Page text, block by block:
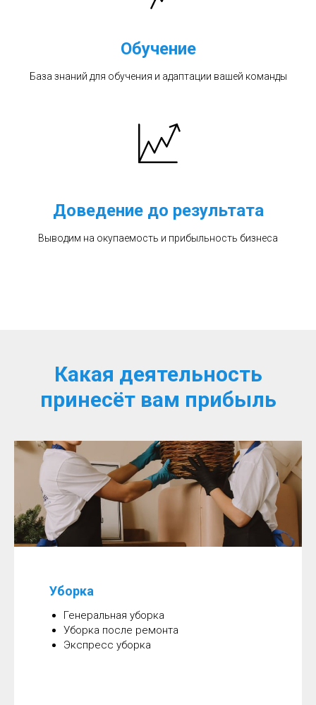
Обучение
База знаний для обучения и адаптации вашей команды
Доведение до результата
Выводим на окупаемость и прибыльность бизнеса
Какая деятельность
принесёт вам прибыль
Уборка
Генеральная уборка
Уборка после ремонта
Экспресс уборка